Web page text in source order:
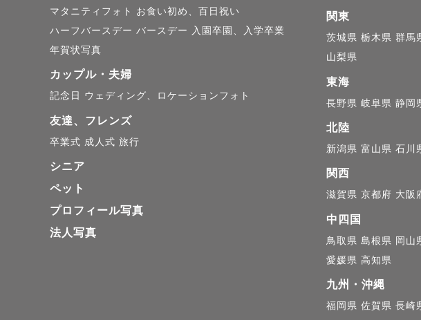
マタニティフォト
お食い初め、百日祝い
ハーフバースデー バースデー
入園卒園、入学卒業
年賀状写真
カップル・夫婦
記念日 ウェディング、ロケーションフォト
友達、フレンズ
卒業式 成人式 旅行
シニア
ペット
プロフィール写真
法人写真
関東
茨城県 栃木県 群馬
山梨県
東海
長野県 岐阜県 静岡
北陸
新潟県 富山県 石川
関西
滋賀県 京都府 大阪
中四国
鳥取県 島根県 岡山
愛媛県 高知県
九州・沖縄
福岡県 佐賀県 長崎